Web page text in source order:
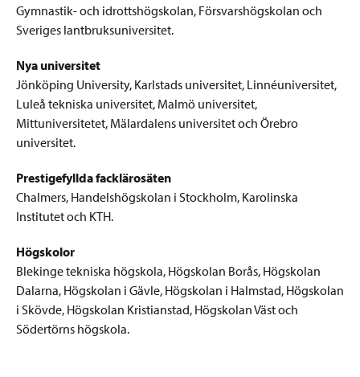
Gymnastik- och idrottshögskolan, Försvarshögskolan och
Sveriges lantbruksuniversitet.
Nya universitet
Jönköping University, Karlstads universitet, Linnéuniversitet,
Luleå tekniska universitet, Malmö universitet,
Mittuniversitetet, Mälardalens universitet och Örebro
universitet.
Prestigefyllda facklärosäten
Chalmers, Handelshögskolan i Stockholm, Karolinska
Institutet och KTH.
Högskolor
Blekinge tekniska högskola, Högskolan Borås, Högskolan
Dalarna, Högskolan i Gävle, Högskolan i Halmstad, Högskolan
i Skövde, Högskolan Kristianstad, Högskolan Väst och
Södertörns högskola.